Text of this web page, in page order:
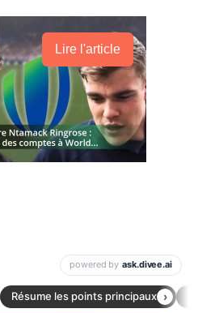
Lire l'article